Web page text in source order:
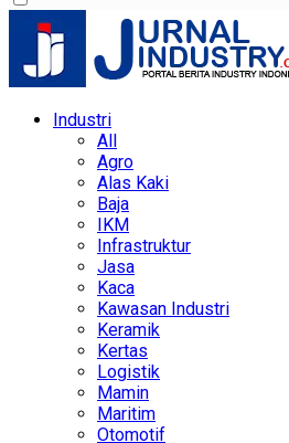
Industri
All
Agro
Alas Kaki
Baja
IKM
Infrastruktur
Jasa
Kaca
Kawasan Industri
Keramik
Kertas
Logistik
Mamin
Maritim
Otomotif